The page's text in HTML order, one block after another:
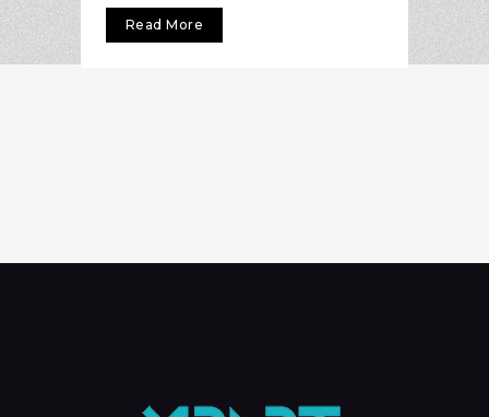
Read More